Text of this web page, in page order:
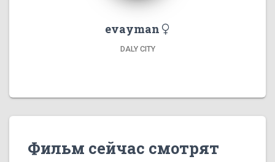
evayman
DALY CITY
Фильм сейчас смотрят